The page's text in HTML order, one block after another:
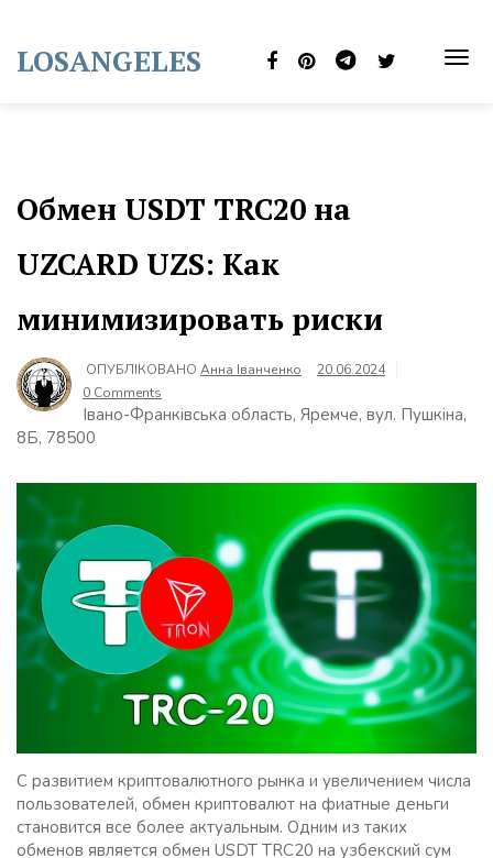
content
LOSANGELES
Обмен USDT TRC20 на
UZCARD UZS: Как
минимизировать риски
ОПУБЛІКОВАНО Анна Іванченко
20.06.2024
0 Comments
Івано-Франківська область, Яремче, вул. Пушкіна,
8Б, 78500
С развитием криптовалютного рынка и увеличением числа
пользователей, обмен криптовалют на фиатные деньги
становится все более актуальным. Одним из таких
обменов является обмен USDT TRC20 на узбекский сум